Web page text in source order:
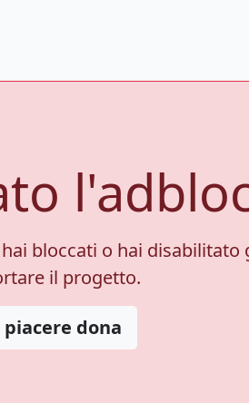
bloccati o hai
il progetto.
piacere dona